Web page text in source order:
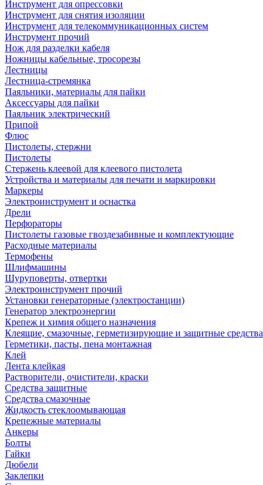
Инструмент для опрессовки
Инструмент для снятия изоляции
Инструмент для телекоммуникационных систем
Инструмент прочий
Нож для разделки кабеля
Ножницы кабельные, тросорезы
Лестницы
Лестница-стремянка
Паяльники, материалы для пайки
Аксессуары для пайки
Паяльник электрический
Припой
Флюс
Пистолеты, стержни
Пистолеты
Стержень клеевой для клеевого пистолета
Устройства и материалы для печати и маркировки
Маркеры
Электроинструмент и оснастка
Дрели
Перфораторы
Пистолеты газовые гвоздезабивные и комплектующие
Расходные материалы
Термофены
Шлифмашины
Шуруповерты, отвертки
Электроинструмент прочий
Установки генераторные (электростанции)
Генератор электроэнергии
Крепеж и химия общего назначения
Клеящие, смазочные, герметизирующие и защитные средства
Герметики, пасты, пена монтажная
Клей
Лента клейкая
Растворители, очистители, краски
Средства защитные
Средства смазочные
Жидкость стеклоомывающая
Крепежные материалы
Анкеры
Болты
Гайки
Дюбели
Заклепки